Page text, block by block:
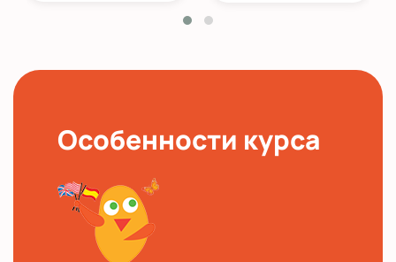
Особенности курса